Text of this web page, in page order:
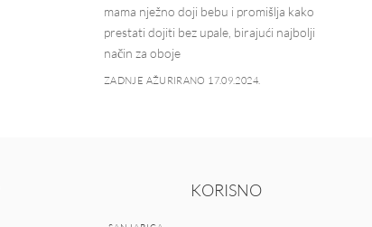
mama nježno doji bebu i promišlja kako
prestati dojiti bez upale, birajući najbolji
način za oboje
ZADNJE AŽURIRANO 17.09.2024.
KORISNO